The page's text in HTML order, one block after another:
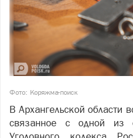
Фото: Коряжма-поиск
В Архангельской области
связанное с одной из